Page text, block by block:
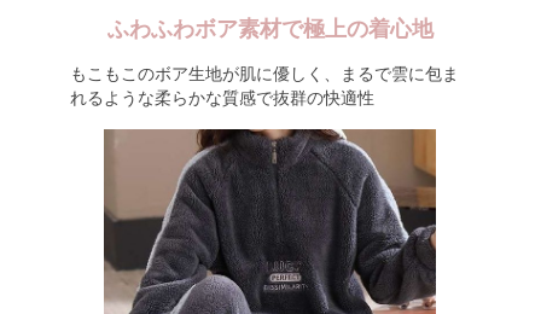
ふわふわボア素材で極上の着心地
もこもこのボア生地が肌に優しく、まるで雲に包ま
れるような柔らかな質感で抜群の快適性